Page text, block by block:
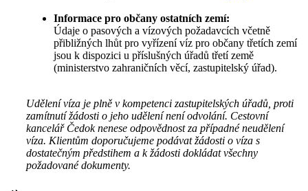
Informace pro občany ostatních zemí:
Údaje o pasových a vízových požadavcích včetně
přibližných lhůt pro vyřízení víz pro občany třetích zemí
jsou k dispozici u příslušných úřadů třetí země
(ministerstvo zahraničních věcí, zastupitelský úřad).
Udělení víza je plně v kompetenci zastupitelských úřadů, proti
zamítnutí žádosti o jeho udělení není odvolání. Cestovní
kancelář Čedok nenese odpovědnost za případné neudělení
víza. Klientům doporučujeme podávat žádosti o víza s
dostatečným předstihem a k žádosti dokládat všechny
požadované dokumenty.